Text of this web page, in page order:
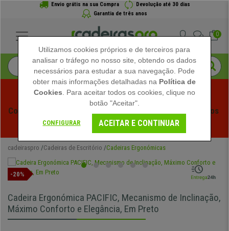
Envio grátis na sua Compra
Devolução até 30 dias
Garantia de três anos
0
Começam os Saldos de Verão em Cadeiraspro! Descontos
Exclusivos por Tempo Limitado - Ver Promoção
cadeiraspro Cadeiras de Escritório Cadeiras Ergonómicas
-20%
Cadeira Ergonómica PACIFIC, Mecanismo de Inclinação,
Máximo Conforto e Elegância, Em Preto
Utilizamos cookies próprios e de terceiros para
analisar o tráfego no nosso site, obtendo os dados
necessários para estudar a sua navegação. Pode
obter mais informações detalhadas na Política de
Cookies . Para aceitar todos os cookies, clique no
botão "Aceitar".
CONFIGURAR ACEITAR E CONTINUAR